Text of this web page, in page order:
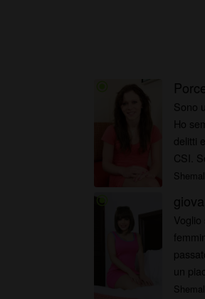
Sono
Ho
delitti
CSI.
un